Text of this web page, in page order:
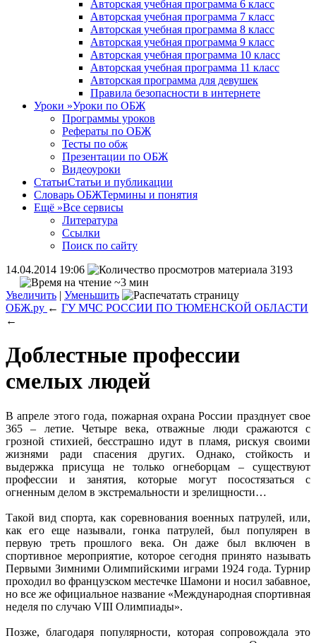
Авторская учебная программа 6 класс
Авторская учебная программа 7 класс
Авторская учебная программа 8 класс
Авторская учебная программа 9 класс
Авторская учебная программа 10 класс
Авторская учебная программа 11 класс
Авторская программа для девушек
Правила безопасности в интернете
Уроки »Уроки по ОБЖ
Программы уроков
Рефераты по ОБЖ
Тесты по обж
Презентации по ОБЖ
Видеоуроки
СтатьиСтатьи и публикации
Словарь ОБЖТермины и понятия
Ещё »Все сервисы
Литература
Ссылки
Поиск по сайту
14.04.2014 19:06
3193
~3 мин
Увеличить | Уменьшить
ОБЖ.ру ← ГУ МЧС РОССИИ ПО ТЮМЕНСКОЙ ОБЛАСТИ
←
Доблестные профессии
смелых людей
В апреле этого года, пожарная охрана России празднует свое
365 – летие. Четыре века, отважные люди сражаются с
грозной стихией, бесстрашно идут в пламя, рискуя своими
жизнями ради спасения других. Однако, стойкость и
выдержка присуща не только огнеборцам – существуют
профессии и занятия, которые могут посостязаться с
огненным делом в экстремальности и зрелищности…
Такой вид спорта, как соревнования военных патрулей, или,
как его еще называли, гонка патрулей, был популярен в
первую треть прошлого века. Он даже был включен в
спортивное мероприятие, которое сегодня принято называть
Первыми Зимними Олимпийскими играми 1924 года. Турнир
проходил во французском местечке Шамони и носил забавное,
но все же официальное название «Международная спортивная
неделя по случаю VIII Олимпиады».
Позже, благодаря популярности, которая сопровождала это